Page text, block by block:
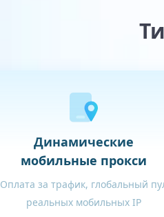
Динамические
мобильные прокси
Оплата за трафик, глобальный
реальных мобильных IP